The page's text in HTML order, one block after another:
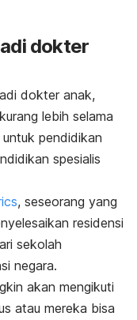
dokter
dokter anak,
lebih selama
pendidikan
spesialis
, seseorang yang
residensi
sekolah
negara.
akan mengikuti
atau mereka bisa